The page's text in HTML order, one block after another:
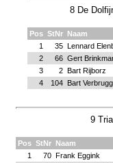
8 De
Pos StNr Naam
1
35 Lennard
2
66 Gert
3
2 Bart Rijborz
4
104 Bart
9
Pos StNr Naam
1
70 Frank Eggink